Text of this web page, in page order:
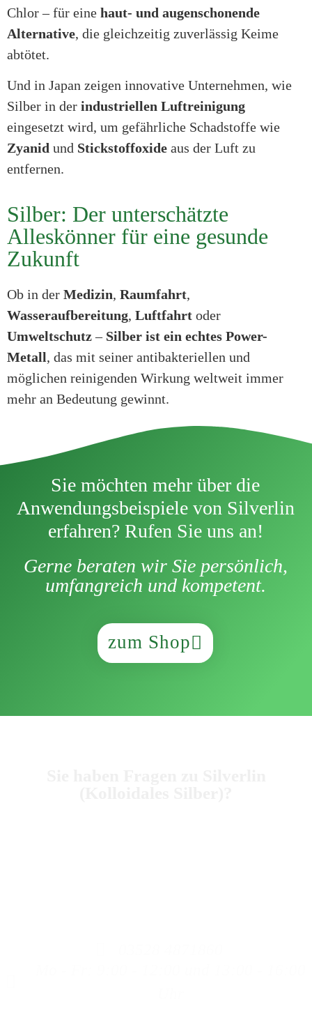
Chlor – für eine haut- und augenschonende
Alternative, die gleichzeitig zuverlässig Keime
abtötet.
Und in Japan zeigen innovative Unternehmen, wie
Silber in der industriellen Luftreinigung
eingesetzt wird, um gefährliche Schadstoffe wie
Zyanid und Stickstoffoxide aus der Luft zu
entfernen.
Silber: Der unterschätzte
Alleskönner für eine gesunde
Zukunft
Ob in der Medizin, Raumfahrt,
Wasseraufbereitung, Luftfahrt oder
Umweltschutz– Silber ist ein echtes Power-
Metall, das mit seiner antibakteriellen und
möglichen reinigenden Wirkung weltweit immer
mehr an Bedeutung gewinnt.
Sie möchten mehr über die
Anwendungsbeispiele von Silverlin
erfahren? Rufen Sie uns an!
Gerne beraten wir Sie persönlich,
umfangreich und kompetent.
zum Shop